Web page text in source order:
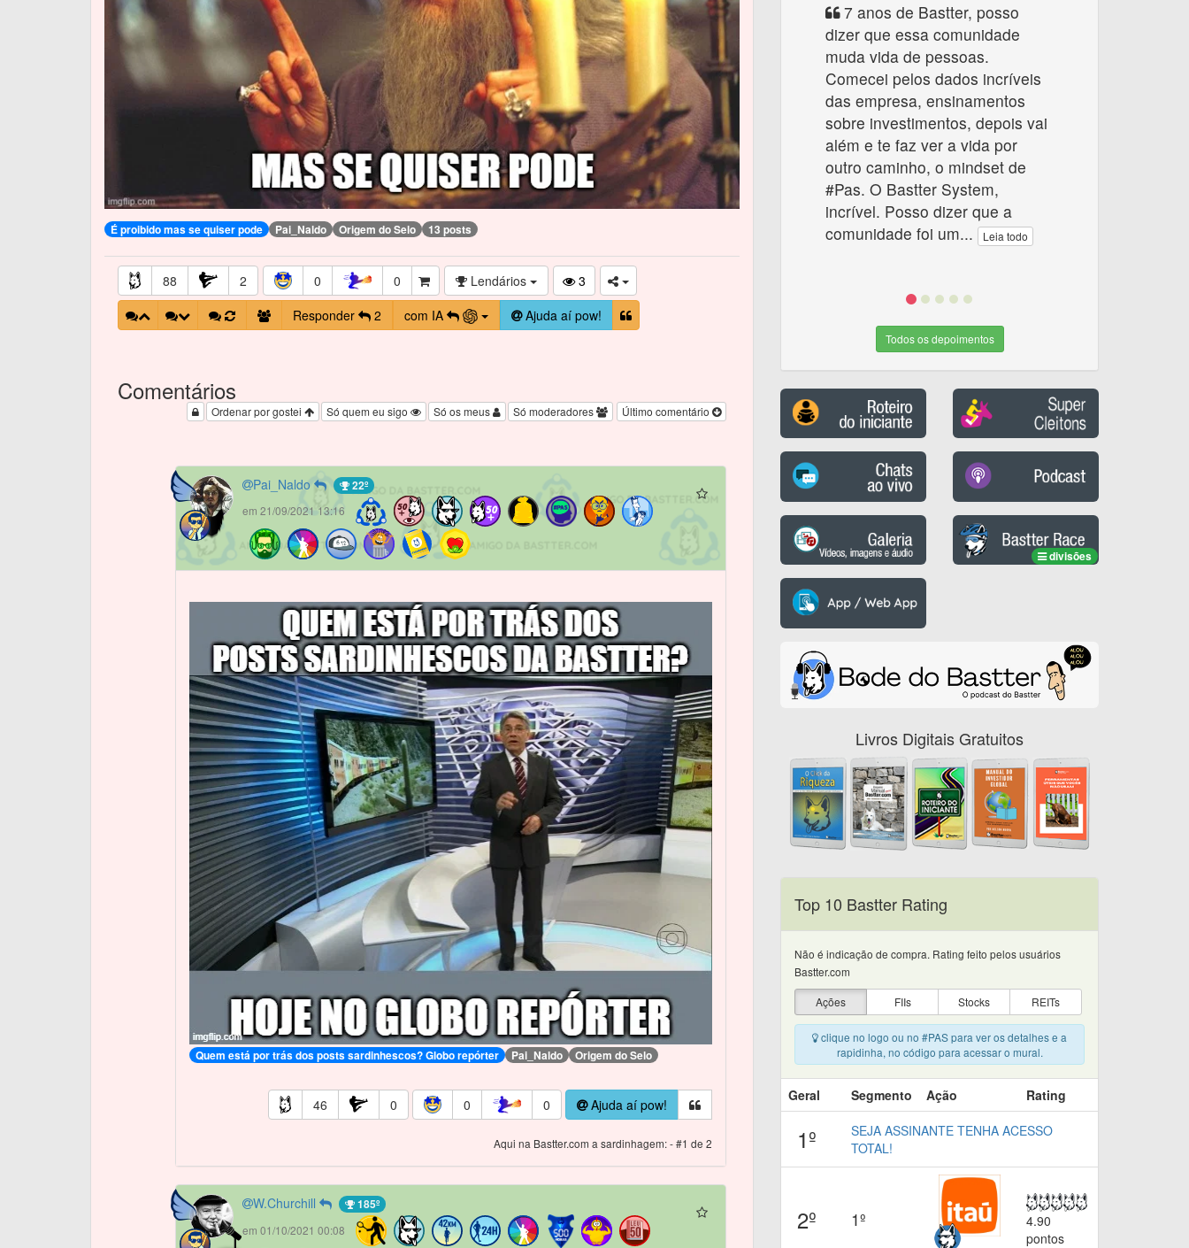
É proibido mas se quiser pode Pai_Naldo Origem do Selo 13 posts
88 2 0 0 Lendários
3
Responder
2 com IA Ajuda aí pow!
Comentários
Último comentário
Só moderadores
Só os meus
Só quem eu sigo
Ordenar por gostei
Pai_Naldo 22º
em 21/09/2021 13:16
Quem está por trás dos posts sardinhescos? Globo repórter Pai_Naldo Origem do Selo
46 0 0 0 Ajuda aí pow!
Aqui na Bastter.com a sardinhagem: - #1 de 2
W.Churchill 185º
em 01/10/2021 00:08
7 anos de Bastter, posso
dizer que essa comunidade
muda vida de pessoas.
Comecei pelos dados incríveis
das empresa, ensinamentos
sobre investimentos, depois vai
além e te faz ver a vida por
outro caminho, o mindset de
#Pas. O Bastter System,
incrível. Posso dizer que a
comunidade foi um... Leia todo
Todos os depoimentos
divisões
Livros Digitais Gratuitos
Top 10 Bastter Rating
Não é indicação de compra. Rating feito pelos usuários
Bastter.com
Ações
FIIs Stocks REITs
clique no logo ou no #PAS para ver os detalhes e a
rapidinha, no código para acessar o mural.
Geral Segmento Ação Rating
1º
SEJA ASSINANTE TENHA ACESSO
TOTAL!
2º 1º
4.90
pontos